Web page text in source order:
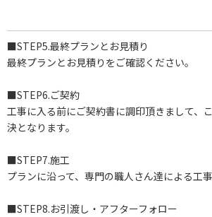
■STEP5.最終プランとお見積り
最終プランとお見積りをご確認ください。
■STEP6.ご契約
工事に入る前にご契約書に調印頂きまして、
決となります。
■STEP7.施工
プランに沿って、専門の職人さん達による工事
■STEP8.お引渡し・アフターフォロー